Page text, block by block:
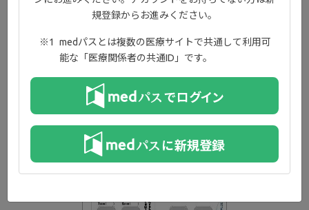
錠を服用するにあたって、お薬の服薬状況と体の調子を
規登録からお進みください。
medパスとは複数の医療サイトで共通して利用可
能な「医療関係者の共通ID」です。